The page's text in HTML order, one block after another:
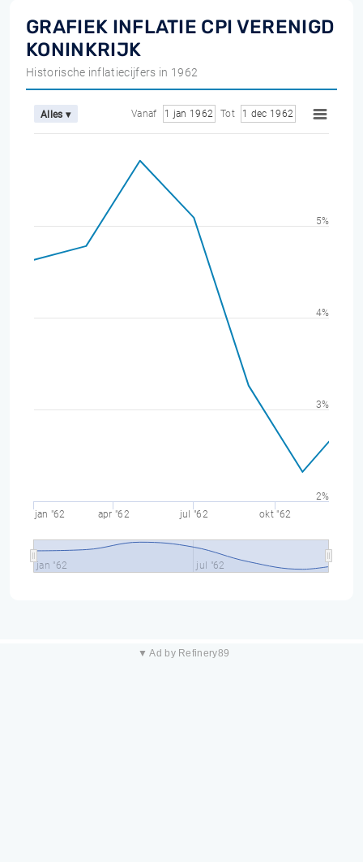
GRAFIEK INFLATIE CPI VERENIGD
KONINKRIJK
Historische inflatiecijfers in 1962
Alles ▾ Vanaf 1 jan 1962 Tot 1 dec 1962
jan "62 apr "62 jul "62 okt "62
jan "62 jul "62
2%
3%
4%
5%
▼ Ad by Refinery89